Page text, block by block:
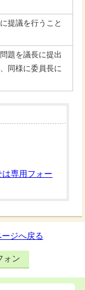
提議を行うこと
題を議長に提出
同様に委員長に
専用フォー
ージへ戻る
ォン